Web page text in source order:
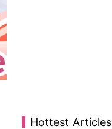
Hottest Articles